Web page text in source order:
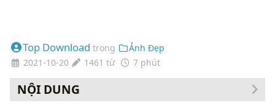
Top Download trong
Ảnh Đẹp
2021-10-20
1461 từ 7 phút
NỘI DUNG